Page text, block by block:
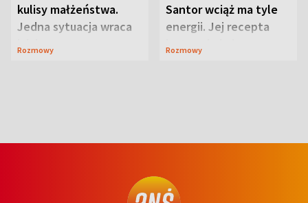
kulisy małżeństwa.
Jedna sytuacja wraca
jak bumerang
Rozmowy
Santor wciąż ma tyle
energii. Jej recepta
jest zaskakująco
Rozmowy